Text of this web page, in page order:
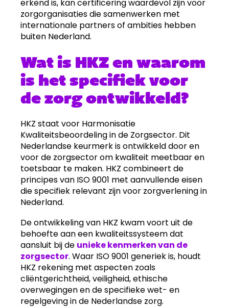
erkend is, kan certificering waardevol zijn voor
zorgorganisaties die samenwerken met
internationale partners of ambities hebben
buiten Nederland.
Wat is HKZ en waarom
is het specifiek voor
de zorg ontwikkeld?
HKZ staat voor Harmonisatie
Kwaliteitsbeoordeling in de Zorgsector. Dit
Nederlandse keurmerk is ontwikkeld door en
voor de zorgsector om kwaliteit meetbaar en
toetsbaar te maken. HKZ combineert de
principes van ISO 9001 met aanvullende eisen
die specifiek relevant zijn voor zorgverlening in
Nederland.
De ontwikkeling van HKZ kwam voort uit de
behoefte aan een kwaliteitssysteem dat
aansluit bij de unieke kenmerken van de
zorgsector. Waar ISO 9001 generiek is, houdt
HKZ rekening met aspecten zoals
cliëntgerichtheid, veiligheid, ethische
overwegingen en de specifieke wet- en
regelgeving in de Nederlandse zorg.